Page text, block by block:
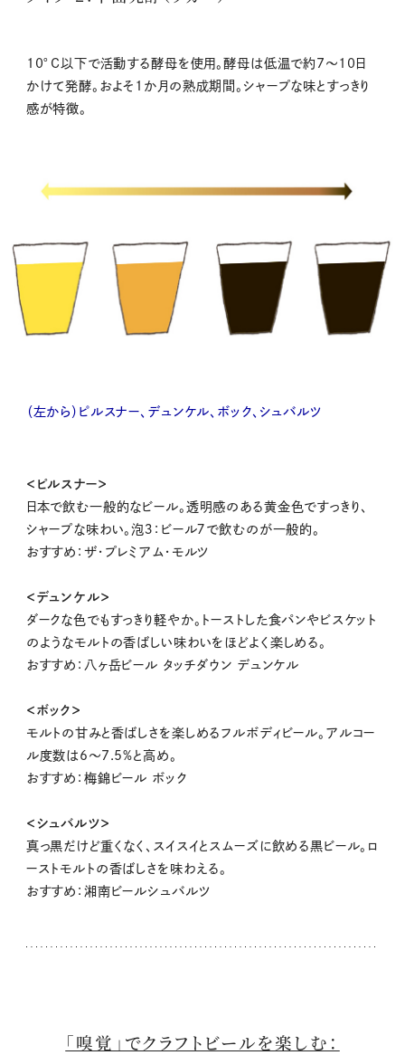
10°C以下で活動する酵母を使用。酵母は低温で約7〜10日
かけて発酵。およそ1か月の熟成期間。シャープな味とすっきり
感が特徴。
（左から）ピルスナー、デュンケル、ボック、シュバルツ
＜ピルスナー＞
日本で飲む一般的なビール。透明感のある黄金色ですっきり、
シャープな味わい。泡３：ビール７で飲むのが一般的。
おすすめ：ザ・プレミアム・モルツ
＜デュンケル＞
ダークな色でもすっきり軽やか。トーストした食パンやビスケット
のようなモルトの香ばしい味わいをほどよく楽しめる。
おすすめ：八ヶ岳ビール タッチダウン デュンケル
＜ボック＞
モルトの甘みと香ばしさを楽しめるフルボディビール。アルコー
ル度数は6〜7.5%と高め。
おすすめ：梅錦ビール ボック
＜シュバルツ＞
真っ黒だけど重くなく、スイスイとスムーズに飲める黒ビール。ロ
ーストモルトの香ばしさを味わえる。
おすすめ：湘南ビールシュバルツ
「嗅覚」でクラフトビールを楽しむ：